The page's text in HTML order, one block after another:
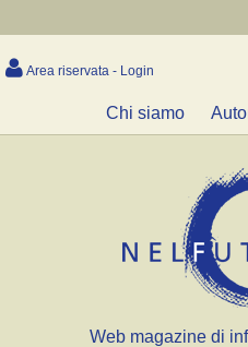
Area riservata - Login
Chi siamo
Web magazine di